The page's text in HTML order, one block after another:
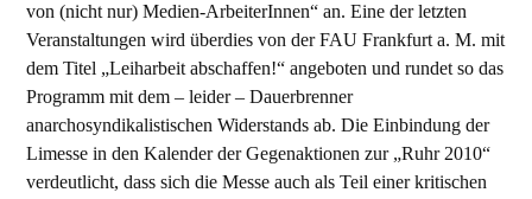
von (nicht nur) Medien-ArbeiterInnen“ an. Eine der letzten
Veranstaltungen wird überdies von der FAU Frankfurt a. M. mit
dem Titel „Leiharbeit abschaffen!“ angeboten und rundet so das
Programm mit dem – leider – Dauerbrenner
anarchosyndikalistischen Widerstands ab. Die Einbindung der
Limesse in den Kalender der Gegenaktionen zur „Ruhr 2010“
verdeutlicht, dass sich die Messe auch als Teil einer kritischen